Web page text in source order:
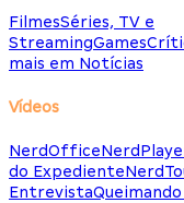
FilmesSéries, TV e
StreamingGames
mais em Notícias
Vídeos
NerdOffice
do Expediente
EntrevistaQueimando